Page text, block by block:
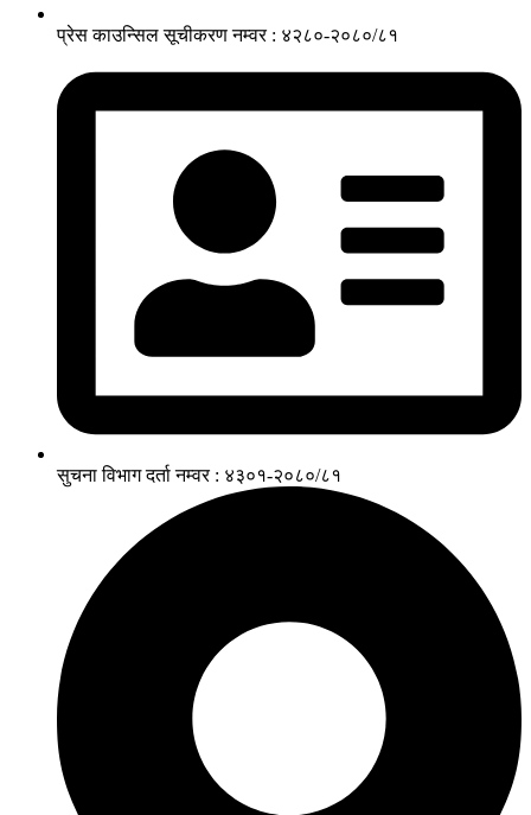
प्रेस काउन्सिल सूचीकरण नम्वर : ४२८०-२०८०/८१
सुचना विभाग दर्ता नम्वर : ४३०१-२०८०/८१